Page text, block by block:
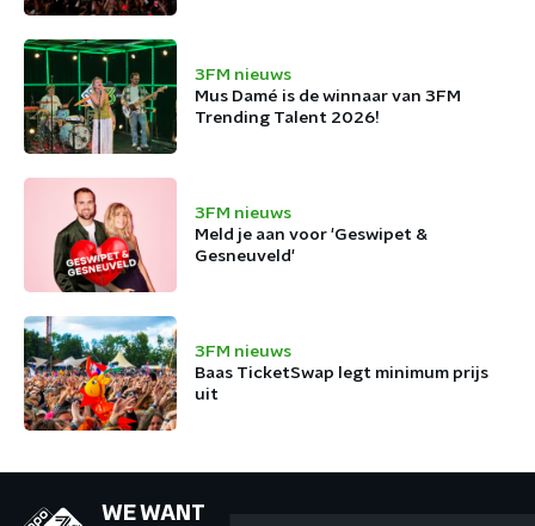
3FM nieuws
Mus Damé is de winnaar van 3FM
Trending Talent 2026!
3FM nieuws
Meld je aan voor 'Geswipet &
Gesneuveld'
3FM nieuws
Baas TicketSwap legt minimum prijs
uit
WE WANT